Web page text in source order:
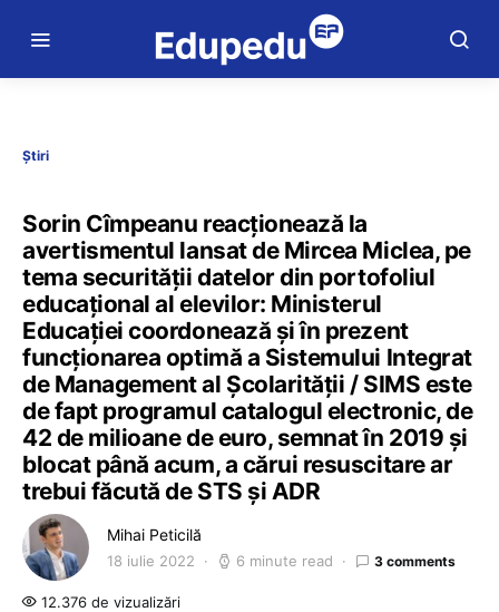
Știri
Sorin Cîmpeanu reacționează la
avertismentul lansat de Mircea Miclea, pe
tema securității datelor din portofoliul
educațional al elevilor: Ministerul
Educației coordonează și în prezent
funcționarea optimă a Sistemului Integrat
de Management al Școlarității / SIMS este
de fapt programul catalogul electronic, de
42 de milioane de euro, semnat în 2019 și
blocat până acum, a cărui resuscitare ar
trebui făcută de STS și ADR
Mihai Peticilă
18 iulie 2022 6 minute read 3 comments
12.376 de vizualizări